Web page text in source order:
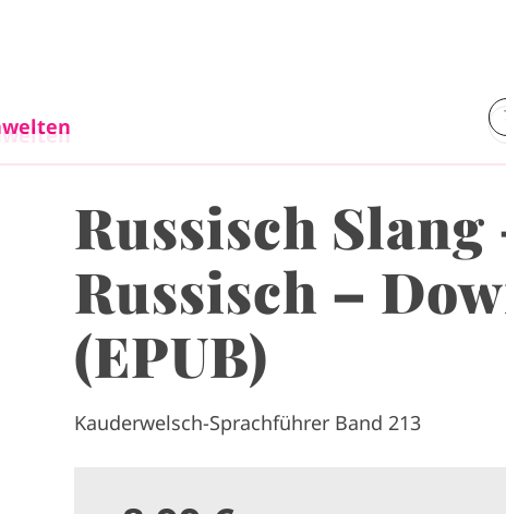
Russisch Slang
Russisch –
(EPUB)
Kauderwelsch-Sprachführer Band 213